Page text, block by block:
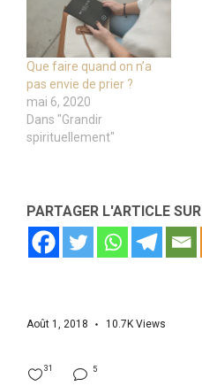
Que faire quand on n’a
pas envie de prier ?
mai 6, 2020
Dans "Grandir
spirituellement"
PARTAGER L'ARTICLE SUR
Août 1, 2018 10.7K Views
5
31